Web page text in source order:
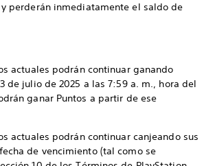
y perderán inmediatamente el saldo de
podrán continuar ganando
de julio de 2025 a las 7:59 a. m., hora del
ganar Puntos a partir de ese
podrán continuar canjeando sus
de vencimiento (tal como se